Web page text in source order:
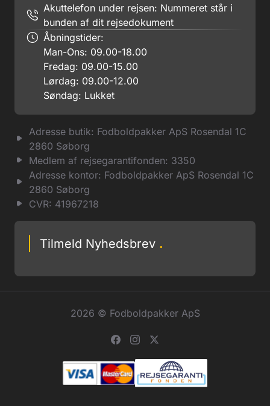
Akuttelefon under rejsen: Nummeret står i
bunden af dit rejsedokument
Åbningstider:
Man-Ons: 09.00-18.00
Fredag: 09.00-15.00
Lørdag: 09.00-12.00
Søndag: Lukket
Adresse butik: Fodboldpakker ApS Rosendal 1C
2860 Søborg
Medlem af rejsegarantifonden: 3350
Adresse kontor: Fodboldpakker ApS Rosendal 1C
2860 Søborg
CVR: 41967218
Tilmeld Nyhedsbrev .
2026 © Fodboldpakker ApS